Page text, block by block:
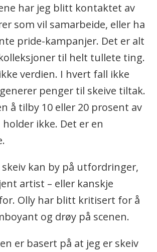
har jeg blitt kontaktet av
som vil samarbeide, eller ha
pride-kampanjer. Det er alt
til helt tullete ting.
verdien. I hvert fall ikke
penger til skeive tiltak.
å tilby 10 eller 20 prosent av
ikke. Det er en
kan by på utfordringer,
artist – eller kanskje
Olly har blitt kritisert for å
og drøy på scenen.
er basert på at jeg er skeiv